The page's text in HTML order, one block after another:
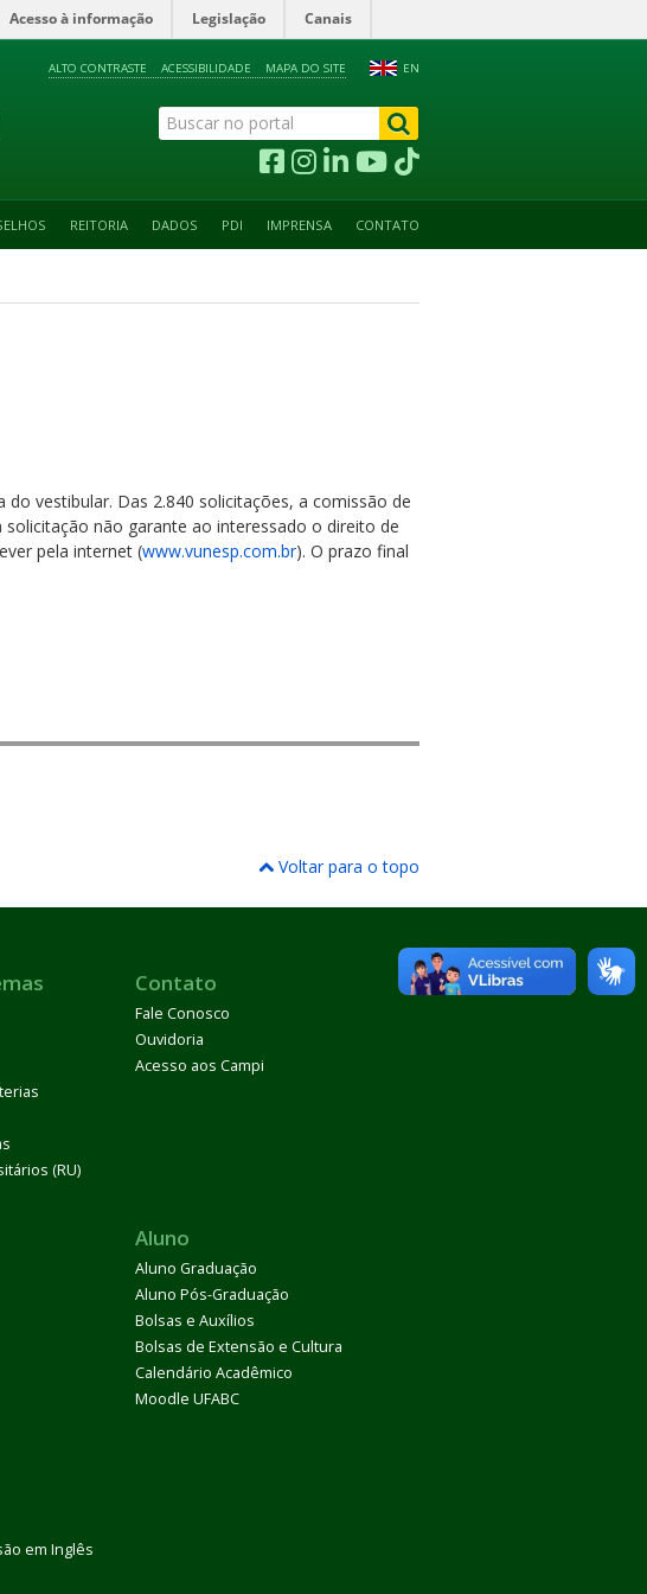
Acesso à informação Legislação Canais
EN
ALTO CONTRASTE ACESSIBILIDADE MAPA DO SITE
REITORIA DADOS PDI IMPRENSA CONTATO
vestibular. Das 2.840 solicitações, a comissão de
não garante ao interessado o direito de
pela internet (www.vunesp.com.br). O prazo final
Voltar para o topo
(RU)
Contato
Fale Conosco
Ouvidoria
Acesso aos Campi
Aluno
Aluno Graduação
Aluno Pós-Graduação
Bolsas e Auxílios
Bolsas de Extensão e Cultura
Calendário Acadêmico
Moodle UFABC
em Inglês